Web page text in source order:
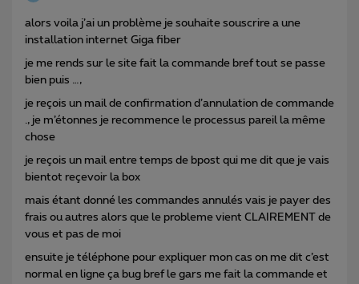
alors voila j’ai un problème je souhaite souscrire a une
installation internet Giga fiber
je me rends sur le site fait la commande bref tout se passe
bien puis …,
je reçois un mail de confirmation d’annulation de commande
., je m’étonnes je recommence le processus pareil la même
chose
je reçois un mail entre temps de bpost qui me dit que je vais
bientot reçevoir la box
mais étant donné les commandes annulés vais je payer des
frais ou autres alors que le probleme vient CLAIREMENT de
vous et pas de moi
ensuite je téléphone pour expliquer mon cas on me dit c’est
normal en ligne ça bug bref le gars me fait la commande et